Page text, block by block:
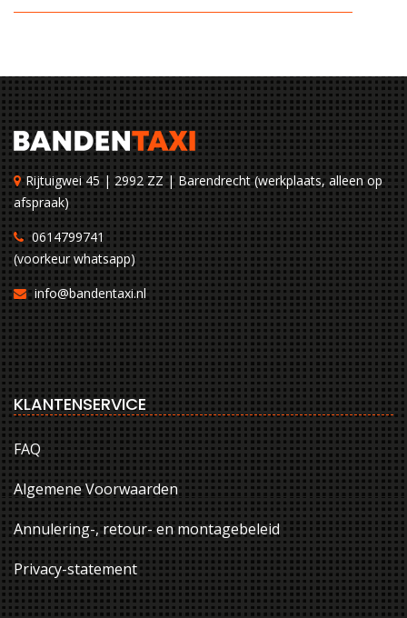
Rijtuigwei 45 | 2992 ZZ | Barendrecht (werkplaats, alleen op
afspraak)
0614799741
(voorkeur whatsapp)
info@bandentaxi.nl
KLANTENSERVICE
FAQ
Algemene Voorwaarden
Annulering-, retour- en montagebeleid
Privacy-statement